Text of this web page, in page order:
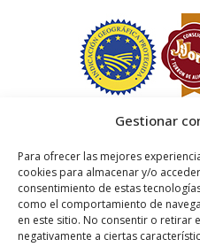
Gestionar
Para ofrecer las mejores
cookies para almacenar y/o
consentimiento de estas
como el comportamiento de
en este sitio. No consentir o retirar
negativamente a ciertas